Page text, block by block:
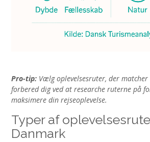
Pro-tip: Vælg oplevelsesruter, der
forbered dig ved at researche ruterne på
maksimere din rejseoplevelse.
Typer af
Danmark